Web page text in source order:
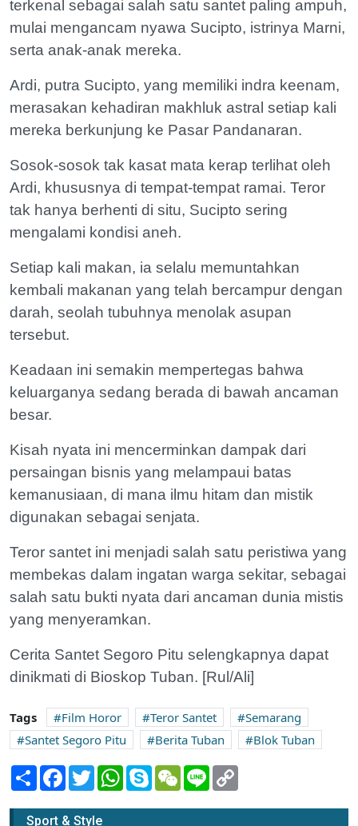
terkenal sebagai salah satu santet paling ampuh,
mulai mengancam nyawa Sucipto, istrinya Marni,
serta anak-anak mereka.
Ardi, putra Sucipto, yang memiliki indra keenam,
merasakan kehadiran makhluk astral setiap kali
mereka berkunjung ke Pasar Pandanaran.
Sosok-sosok tak kasat mata kerap terlihat oleh
Ardi, khususnya di tempat-tempat ramai. Teror
tak hanya berhenti di situ, Sucipto sering
mengalami kondisi aneh.
Setiap kali makan, ia selalu memuntahkan
kembali makanan yang telah bercampur dengan
darah, seolah tubuhnya menolak asupan
tersebut.
Keadaan ini semakin mempertegas bahwa
keluarganya sedang berada di bawah ancaman
besar.
Kisah nyata ini mencerminkan dampak dari
persaingan bisnis yang melampaui batas
kemanusiaan, di mana ilmu hitam dan mistik
digunakan sebagai senjata.
Teror santet ini menjadi salah satu peristiwa yang
membekas dalam ingatan warga sekitar, sebagai
salah satu bukti nyata dari ancaman dunia mistis
yang menyeramkan.
Cerita Santet Segoro Pitu selengkapnya dapat
dinikmati di Bioskop Tuban. [Rul/Ali]
Tags Film Horor Teror Santet
Semarang
Santet Segoro Pitu
Berita Tuban
Blok Tuban
Share Facebook
TwitterWhatsApp
SkypeWeChatLine
Sport & Style